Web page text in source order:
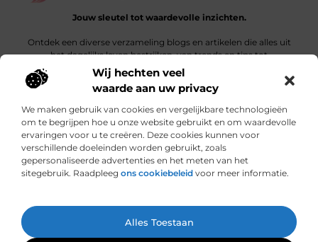
Wij hechten veel
waarde aan uw privacy
We maken gebruik van cookies en vergelijkbare technologieën
om te begrijpen hoe u onze website gebruikt en om waardevolle
ervaringen voor u te creëren. Deze cookies kunnen voor
verschillende doeleinden worden gebruikt, zoals
gepersonaliseerde advertenties en het meten van het
sitegebruik. Raadpleeg ons cookiebeleid voor meer informatie.
Alles Toestaan Ga Naar
Jouw sleutel tot waardevolle inzichten.
Ontdek een diverse verzameling blogs en artikelen die alles uit
het dagelijks leven bestrijken, van trends en tips tot
diepgaande verhalen.
Bericht categorie
Onze informatie
Cookiebeleid (EU)